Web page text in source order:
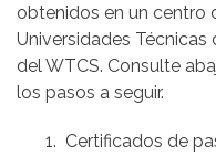
obtenidos en un centro
Universidades
del WTCS. Consulte
los pasos a seguir.
Certificados de